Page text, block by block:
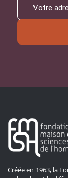
Créée en 1963, la